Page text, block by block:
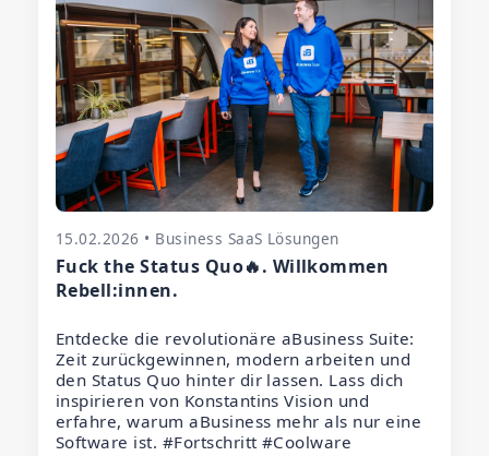
15.02.2026 • Business SaaS Lösungen
Fuck the Status Quo🔥. Willkommen
Rebell:innen.
Entdecke die revolutionäre aBusiness Suite:
Zeit zurückgewinnen, modern arbeiten und
den Status Quo hinter dir lassen. Lass dich
inspirieren von Konstantins Vision und
erfahre, warum aBusiness mehr als nur eine
Software ist. #Fortschritt #Coolware